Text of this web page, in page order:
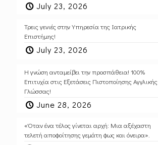
July 23, 2026
Τρεις γενιές στην Υπηρεσία της Ιατρικής
Επιστήμης!
July 23, 2026
Η γνώση ανταμείβει την προσπάθεια! 100%
Επιτυχία στις Εξετάσεις Πιστοποίησης Αγγλικής
Γλώσσας!
June 28, 2026
«Όταν ένα τέλος γίνεται αρχή: Μια αξέχαστη
τελετή αποφοίτησης γεμάτη φως και όνειρα».